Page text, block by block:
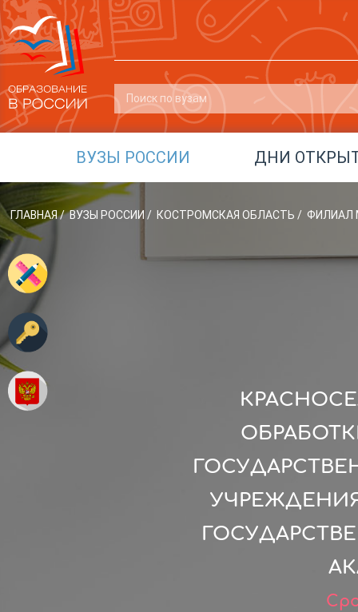
ВУЗЫ РОССИИ ДНИ
ГЛАВНАЯ/ ВУЗЫ РОССИИ / КОСТРОМСКАЯ ОБЛАСТЬ / ФИЛИАЛ